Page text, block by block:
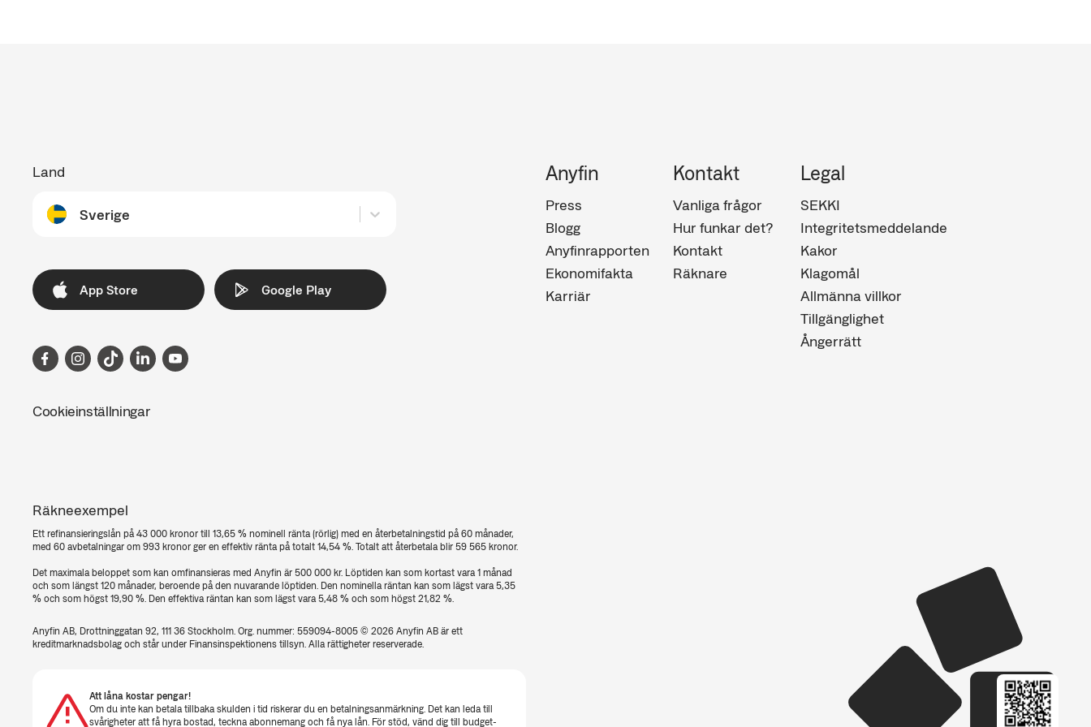
Land
Sverige
App Store Google Play
Anyfin
Press
Blogg
Anyfinrapporten
Ekonomifakta
Karriär
Kontakt
Vanliga frågor
Hur funkar det?
Kontakt
Räknare
Legal
SEKKI
Integritetsmeddelande
Kakor
Klagomål
Allmänna villkor
Tillgänglighet
Ångerrätt
Cookieinställningar
Att låna kostar pengar!
Om du inte kan betala tillbaka skulden i tid riskerar du en betalningsanmärkning. Det kan leda till
svårigheter att få hyra bostad, teckna abonnemang och få nya lån. För stöd, vänd dig till budget-
Anyfin AB, Drottninggatan 92, 111 36 Stockholm. Org. nummer: 559094-8005 © 2026 Anyfin AB är ett
kreditmarknadsbolag och står under Finans­inspektionens tillsyn. Alla rättigheter reserverade.
Räkneexempel
Ett refinansieringslån på 43 000 kronor till 13,65 % nominell ränta (rörlig) med en återbetalningstid på 60 månader,
med 60 avbetalningar om 993 kronor ger en effektiv ränta på totalt 14,54 %. Totalt att återbetala blir 59 565 kronor.
Det maximala beloppet som kan omfinansieras med Anyfin är 500 000 kr. Löptiden kan som kortast vara 1 månad
och som längst 120 månader, beroende på den nuvarande löptiden. Den nominella räntan kan som lägst vara 5,35
% och som högst 19,90 %. Den effektiva räntan kan som lägst vara 5,48 % och som högst 21,82 %.